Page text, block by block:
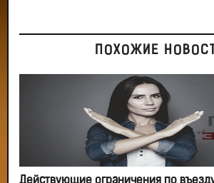
ПОХОЖИЕ
Действующие ограничения по